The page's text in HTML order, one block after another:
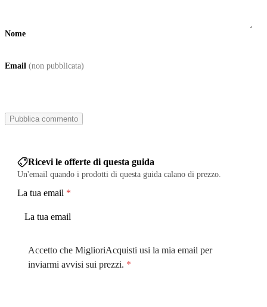
Nome
Email (non pubblicata)
Ricevi le offerte di questa guida
Un'email quando i prodotti di questa guida calano di prezzo.
La tua email *
Accetto che MiglioriAcquisti usi la mia email per
inviarmi avvisi sui prezzi. *